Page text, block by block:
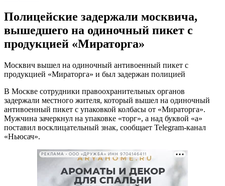
Полицейские задержали москвича,
вышедшего на одиночный пикет с
продукцией «Мираторга»
Москвич вышел на одиночный антивоенный пикет с
продукцией «Мираторга» и был задержан полицией
В Москве сотрудники правоохранительных органов
задержали местного жителя, который вышел на одиночный
антивоенный пикет с упаковкой колбасы от «Мираторга».
Мужчина зачеркнул на упаковке «торг», а над буквой «а»
поставил восклицательный знак, сообщает Telegram-канал
«Ньюсач».
РЕКЛАМА • ООО «ДРУЖБА» ИНН 9704146411